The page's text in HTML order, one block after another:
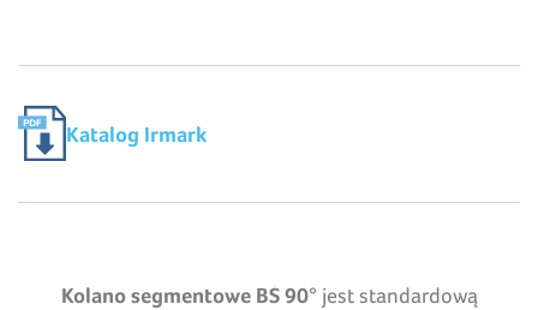
Katalog Irmark
Kolano segmentowe BS 90° jest standardową